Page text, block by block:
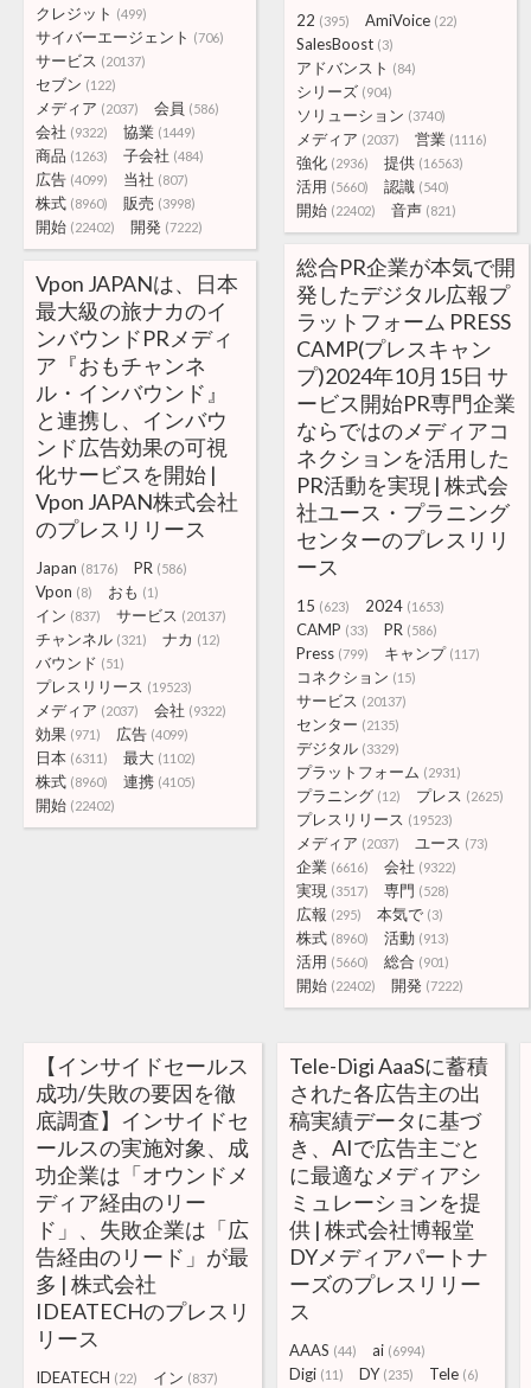
クレジット (499)
サイバーエージェント (706)
サービス (20137)
セブン (122)
メディア (2037) 会員 (586)
会社 (9322) 協業 (1449)
商品 (1263) 子会社 (484)
広告 (4099) 当社 (807)
株式 (8960) 販売 (3998)
開始 (22402) 開発 (7222)
22 (395) AmiVoice (22)
SalesBoost (3)
アドバンスト (84)
シリーズ (904)
ソリューション (3740)
メディア (2037) 営業 (1116)
強化 (2936) 提供 (16563)
活用 (5660) 認識 (540)
開始 (22402) 音声 (821)
総合PR企業が本気で開
発したデジタル広報プ
ラットフォーム PRESS
CAMP(プレスキャン
プ)2024年10月15日 サ
ービス開始PR専門企業
ならではのメディアコ
ネクションを活用した
PR活動を実現 | 株式会
社ユース・プラニング
センターのプレスリリ
ース
15 (623) 2024 (1653)
CAMP (33) PR (586)
Press (799) キャンプ (117)
コネクション (15)
サービス (20137)
センター (2135)
デジタル (3329)
プラットフォーム (2931)
プラニング (12) プレス (2625)
プレスリリース (19523)
メディア (2037) ユース (73)
企業 (6616) 会社 (9322)
実現 (3517) 専門 (528)
広報 (295) 本気で (3)
株式 (8960) 活動 (913)
活用 (5660) 総合 (901)
開始 (22402) 開発 (7222)
Vpon JAPANは、日本
最大級の旅ナカのイ
ンバウンドPRメディ
ア『おもチャンネ
ル・インバウンド』
と連携し、インバウ
ンド広告効果の可視
化サービスを開始 |
Vpon JAPAN株式会社
のプレスリリース
Japan (8176) PR (586)
Vpon (8) おも (1)
イン (837) サービス (20137)
チャンネル (321) ナカ (12)
バウンド (51)
プレスリリース (19523)
メディア (2037) 会社 (9322)
効果 (971) 広告 (4099)
日本 (6311) 最大 (1102)
株式 (8960) 連携 (4105)
開始 (22402)
【インサイドセールス
成功/失敗の要因を徹
底調査】インサイドセ
ールスの実施対象、成
功企業は「オウンドメ
ディア経由のリー
ド」、失敗企業は「広
告経由のリード」が最
多 | 株式会社
IDEATECHのプレスリ
リース
IDEATECH (22) イン (837)
Tele-Digi AaaSに蓄積
された各広告主の出
稿実績データに基づ
き、AIで広告主ごと
に最適なメディアシ
ミュレーションを提
供 | 株式会社博報堂
DYメディアパートナ
ーズのプレスリリー
ス
AAAS (44) ai (6994)
Digi (11) DY (235) Tele (6)